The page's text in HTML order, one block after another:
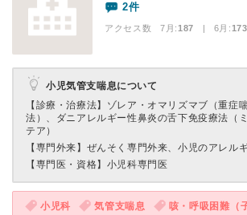
2件
アクセス数 7月:187 | 6月:173
小児気管支喘息について
【診療・治療法】 ゾレア・オマリズマブ（重症
法）、ダニアレルギー性鼻炎の舌下免疫療法（
テア）
【専門外来】 ぜんそく専門外来、小児のアレル
【専門医・資格】 小児科専門医
小児科 気管支喘息 咳・呼吸困難（